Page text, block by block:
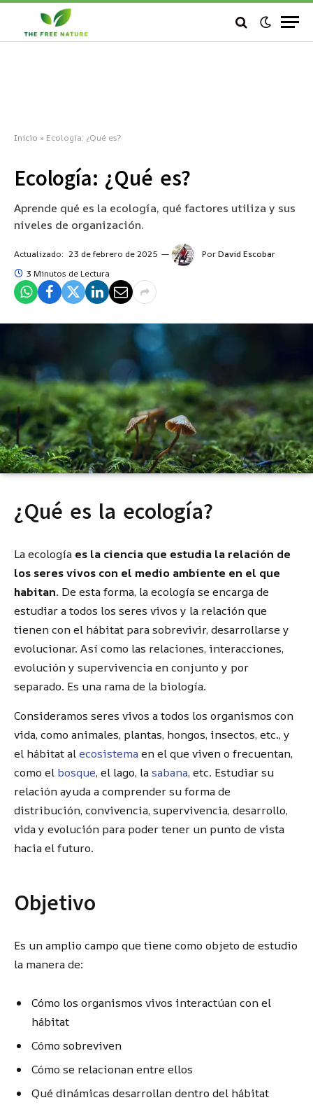
Inicio » Ecología: ¿Qué es?
Ecología: ¿Qué es?
Aprende qué es la ecología, qué factores utiliza y sus
niveles de organización.
Actualizado: 23 de febrero de 2025 PorDavid Escobar
3 Minutos de Lectura
¿Qué es la ecología?
La ecología es la ciencia que estudia la relación de
los seres vivos con el medio ambiente en el que
habitan. De esta forma, la ecología se encarga de
estudiar a todos los seres vivos y la relación que
tienen con el hábitat para sobrevivir, desarrollarse y
evolucionar. Así como las relaciones, interacciones,
evolución y supervivencia en conjunto y por
separado. Es una rama de la biología.
Consideramos seres vivos a todos los organismos con
vida, como animales, plantas, hongos, insectos, etc., y
el hábitat alecosistemaen el que viven o frecuentan,
como el bosque, el lago, lasabana, etc. Estudiar su
relación ayuda a comprender su forma de
distribución, convivencia, supervivencia, desarrollo,
vida y evolución para poder tener un punto de vista
hacia el futuro.
Objetivo
Es un amplio campo que tiene como objeto de estudio
la manera de:
Cómo los organismos vivos interactúan con el
hábitat
Cómo sobreviven
Cómo se relacionan entre ellos
Qué dinámicas desarrollan dentro del hábitat